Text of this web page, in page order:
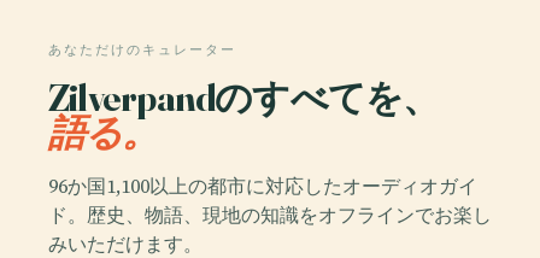
あなただけのキュレーター
Zilverpandのすべてを、
語る。
96か国1,100以上の都市に対応したオーディオガイ
ド。歴史、物語、現地の知識をオフラインでお楽し
みいただけます。